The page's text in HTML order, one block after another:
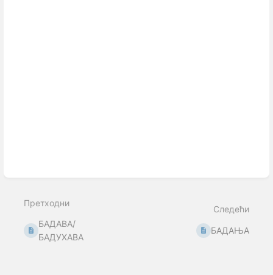
Претходни
БАДАВА/
БАДУХАВА
Следећи
БАДАЊА